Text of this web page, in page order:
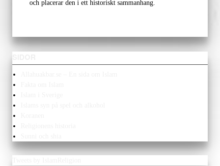
och placerar den i ett historiskt sammanhang.